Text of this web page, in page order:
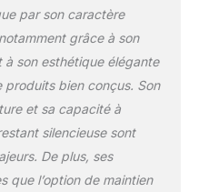
jusqu'à 30
Parfait pour
une deuxième
aussi délicieuse
la première – pas
de faire bouillir à
Facile à utiliser :
de commandes
d'une fenêtre
par son caractère
grâce à son
son esthétique élégante
produits bien conçus. Son
et sa capacité à
silencieuse sont
De plus, ses
que l’option de maintien